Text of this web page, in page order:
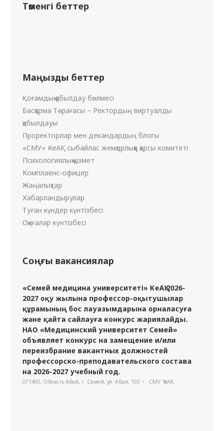
Төменгі беттер
Маңызды беттер
Қоғамдық қабылдау бөлмесі
Басқарма Төрағасы – Ректордың виртуалды
қабылдауы
Проректорлар мен декандардың блогы
«СМУ» КеАҚ сыбайлас жемқорлыққа қарсы комитеті
Психологиялық қызмет
Комплаенс-офицер
Жаңалықтар
Хабарландырулар
Туған күндер күнтізбесі
Оқиғалар күнтізбесі
Соңғы вакансиялар
«Семей медицина университеті» КеАҚ 2026-
2027 оқу жылына профессор-оқытушылар
құрамының бос лауазымдарына орналасуға
және қайта сайлауға конкурс жариялайды.
НАО «Медицинский университет Семей»
объявляет конкурс на замещение и/или
переизбрание вакантных должностей
профессорско-преподавательского состава
на 2026-2027 учебный год.
071400, Область Абай, г. Семей, ул. Абая, 103 СМУ "ҚеАҚ"